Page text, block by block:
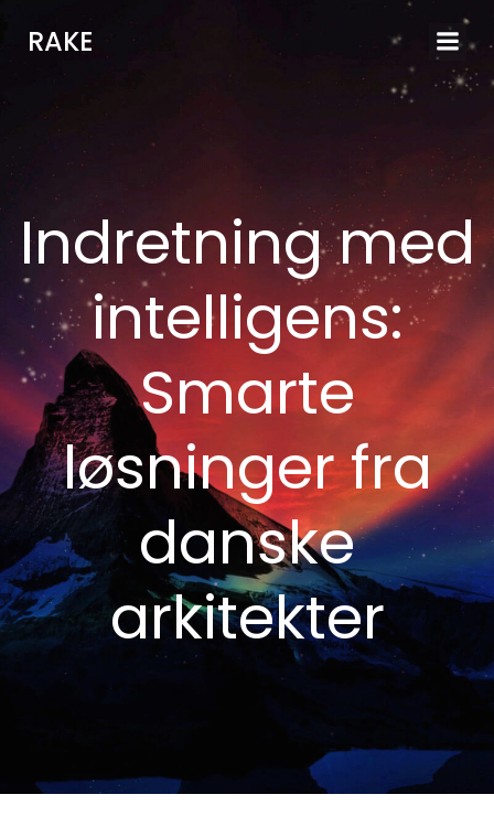
RAKE
Indretning med
intelligens:
Smarte
løsninger fra
danske
arkitekter